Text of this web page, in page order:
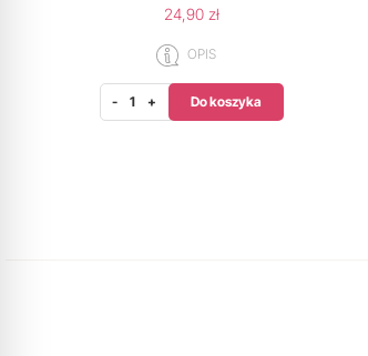
24,90 zł
OPIS
- + Do koszyka